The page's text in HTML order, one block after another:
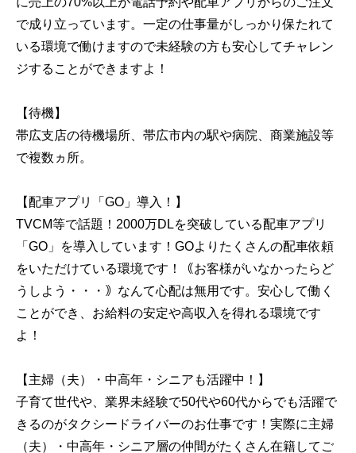
で成り立っています。一定の仕事量がしっかり保たれて
いる環境で働けますので未経験の方も安心してチャレン
ジすることができますよ！
【待機】
帯広支店の待機場所、帯広市内の駅や病院、商業施設等
で複数ヵ所。
【配車アプリ「GO」導入！】
TVCM等で話題！2000万DLを突破している配車アプリ
「GO」を導入しています！GOよりたくさんの配車依頼
をいただけている環境です！｟お客様がいなかったらど
うしよう・・・｠なんて心配は無用です。安心して働く
ことができ、お給料の安定や高収入を得れる環境です
よ！
【主婦（夫）・中高年・シニアも活躍中！】
子育て世代や、業界未経験で50代や60代からでも活躍で
きるのがタクシードライバーのお仕事です！実際に主婦
（夫）・中高年・シニア層の仲間がたくさん在籍してご